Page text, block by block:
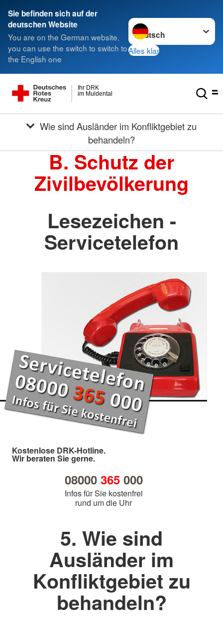
Sie befinden sich auf der
deutschen Website
You are on the German website,
you can use the switch to switch to
the English one
Sprache wechseln zu
Alles klar
im Muldental
Ihr DRK
behandeln?
B. Schutz der
Zivilbevölkerung
Lesezeichen -
Servicetelefon
Kostenlose DRK-Hotline.
Wir beraten Sie gerne.
08000 365000
Infos für Sie kostenfrei
rund um die Uhr
5. Wie sind
Ausländer im
Konfliktgebiet zu
behandeln?